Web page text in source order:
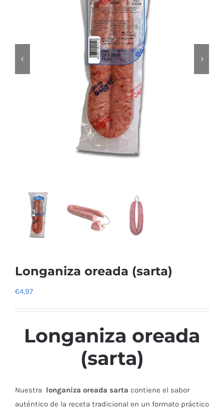
Longaniza oreada (sarta)
€4,97
Longaniza oreada
(sarta)
Nuestra longaniza oreada sarta contiene el sabor
auténtico de la receta tradicional en un formato práctico